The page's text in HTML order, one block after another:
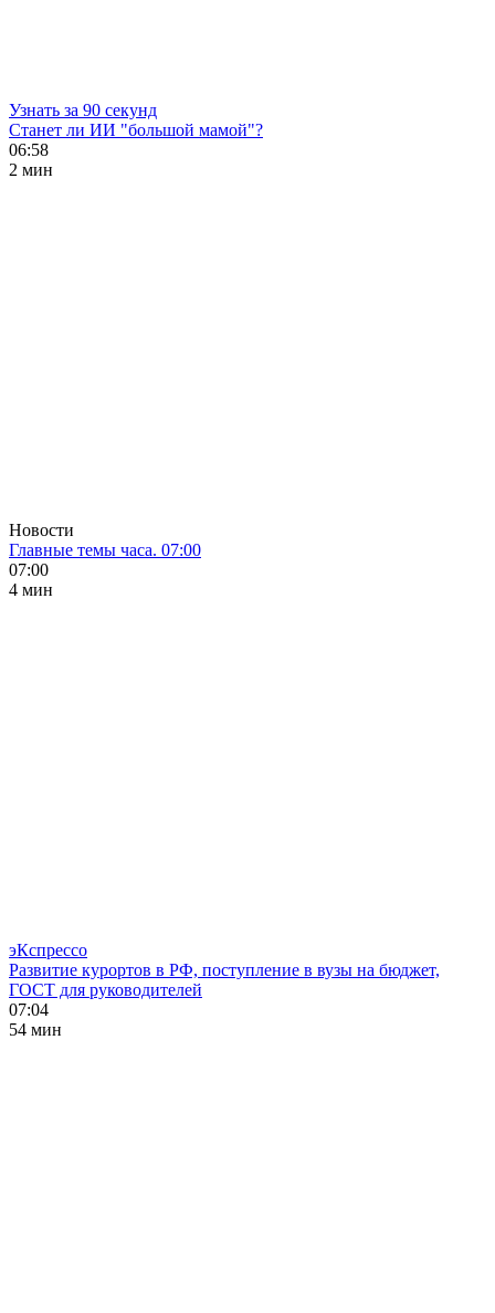
Узнать за 90 секунд
Станет ли ИИ "большой мамой"?
06:58
2 мин
Новости
Главные темы часа. 07:00
07:00
4 мин
эКспрессо
Развитие курортов в РФ, поступление в вузы на бюджет,
ГОСТ для руководителей
07:04
54 мин